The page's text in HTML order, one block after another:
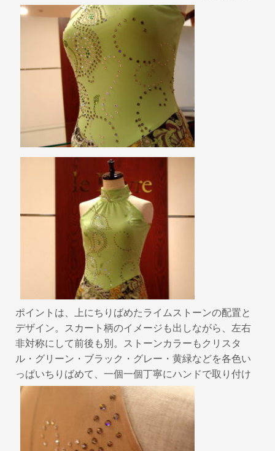
ポイントは、上にちりばめたライムストーンの配置と
デザイン。スカート柄のイメージも出しながら、左右
非対称にして前後も別。ストーンカラーもクリスタ
ル・グリーン・ブラック・グレー・黄緑などを各色い
っぱいちりばめて、一個一個丁寧にハンドで取り付け